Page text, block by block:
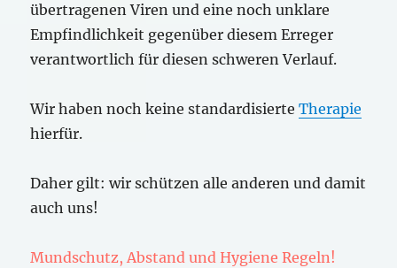
übertragenen Viren und eine noch unklare
Empfindlichkeit gegenüber diesem Erreger
verantwortlich für diesen schweren Verlauf.
Wir haben noch keine standardisierteTherapie
hierfür.
Daher gilt: wir schützen alle anderen und damit
auch uns!
Mundschutz, Abstand und Hygiene Regeln!